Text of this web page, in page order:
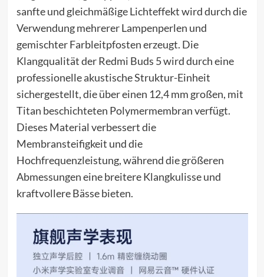
sanfte und gleichmäßige Lichteffekt wird durch die
Verwendung mehrerer Lampenperlen und
gemischter Farbleitpfosten erzeugt. Die
Klangqualität der Redmi Buds 5 wird durch eine
professionelle akustische Struktur-Einheit
sichergestellt, die über einen 12,4 mm großen, mit
Titan beschichteten Polymermembran verfügt.
Dieses Material verbessert die
Membransteifigkeit und die
Hochfrequenzleistung, während die größeren
Abmessungen eine breitere Klangkulisse und
kraftvollere Bässe bieten.